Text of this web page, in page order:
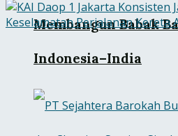
Membangun Babak
Indonesia–India